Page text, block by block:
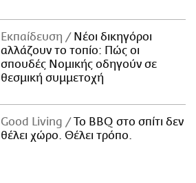
Εκπαίδευση
Νέοι δικηγόροι
αλλάζουν το τοπίο: Πώς οι
σπουδές Νομικής οδηγούν σε
θεσμική συμμετοχή
Good Living
Το BBQ στο σπίτι δεν
θέλει χώρο. Θέλει τρόπο.